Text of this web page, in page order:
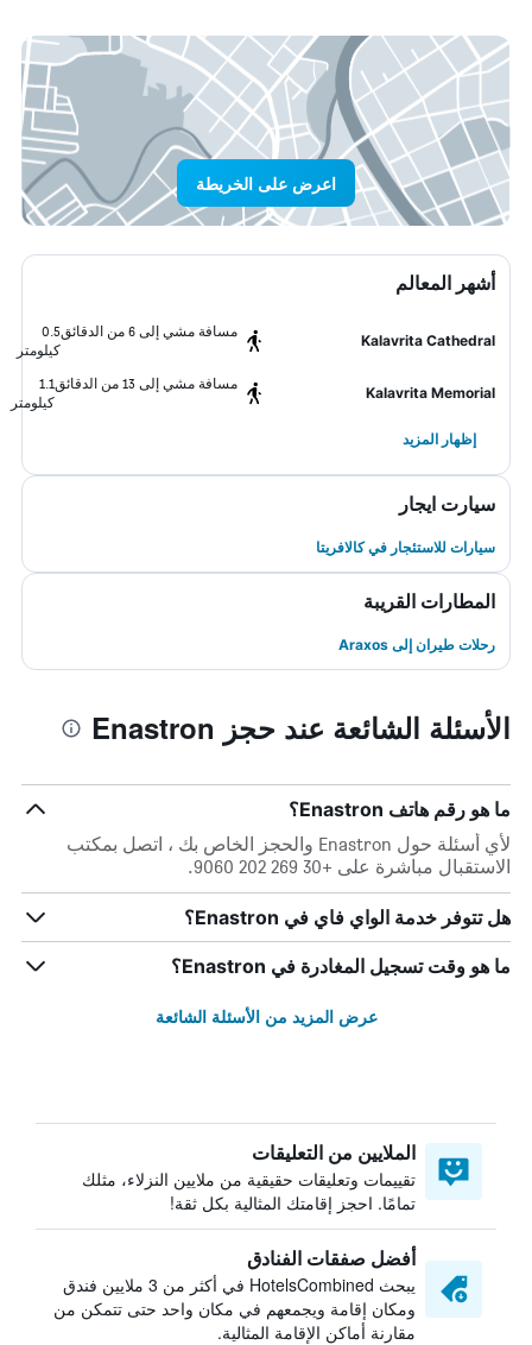
اعرض على الخريطة
أشهر المعالم
Kalavrita Cathedral
مسافة مشي إلى 6 من الدقائق
0.5
كيلومتر
Kalavrita Memorial
مسافة مشي إلى 13 من الدقائق
1.1
كيلومتر
إظهار المزيد
سيارت ايجار
سيارات للاستئجار في كالافريتا
المطارات القريبة
رحلات طيران إلى Araxos
الأسئلة الشائعة عند حجز Enastron
ما هو رقم هاتف Enastron؟
لأي أسئلة حول Enastron والحجز الخاص بك ، اتصل بمكتب
الاستقبال مباشرة على +30 269 202 9060.
هل تتوفر خدمة الواي فاي في Enastron؟
ما هو وقت تسجيل المغادرة في Enastron؟
عرض المزيد من الأسئلة الشائعة
الملايين من التعليقات
تقييمات وتعليقات حقيقية من ملايين النزلاء، مثلك
تمامًا. احجز إقامتك المثالية بكل ثقة!
أفضل صفقات الفنادق
يبحث HotelsCombined في أكثر من 3 ملايين فندق
ومكان إقامة ويجمعهم في مكان واحد حتى تتمكن من
مقارنة أماكن الإقامة المثالية.